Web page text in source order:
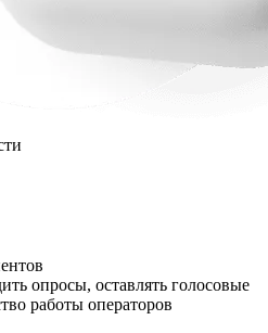
опросы, оставлять голосовые
работы операторов